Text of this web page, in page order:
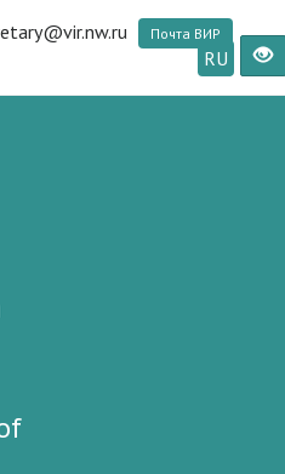
Почта ВИР
RU